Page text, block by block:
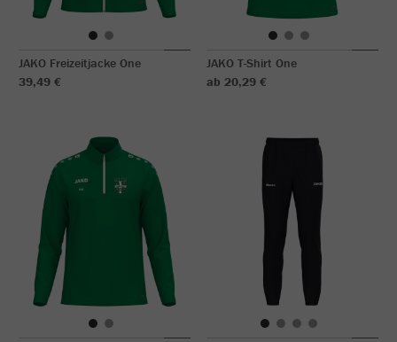
JAKO Freizeitjacke One
39,49 €
JAKO T-Shirt One
ab 20,29 €